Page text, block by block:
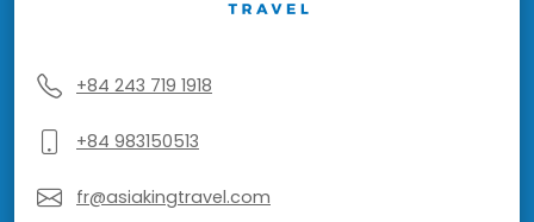
+84 243 719 1918
+84 983150513
fr@asiakingtravel.com